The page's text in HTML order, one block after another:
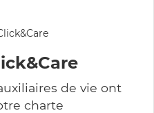
de vie ont
charte